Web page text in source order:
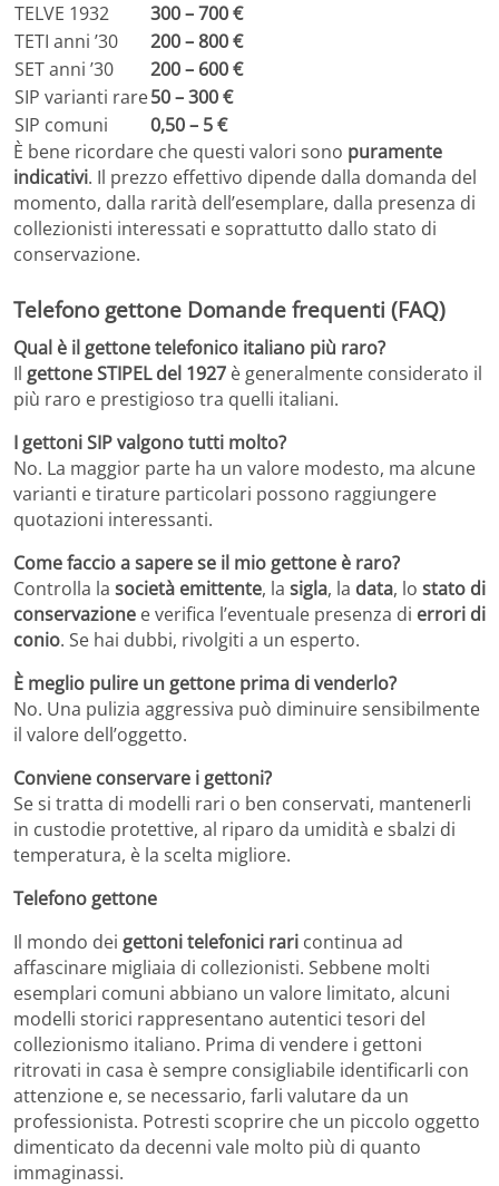
TELVE 1932
300 – 700 €
TETI anni ’30
200 – 800 €
SET anni ’30
200 – 600 €
SIP varianti rare50 – 300 €
SIP comuni
0,50 – 5 €
È bene ricordare che questi valori sono puramente
indicativi. Il prezzo effettivo dipende dalla domanda del
momento, dalla rarità dell’esemplare, dalla presenza di
collezionisti interessati e soprattutto dallo stato di
conservazione.
Telefono gettone Domande frequenti (FAQ)
Qual è il gettone telefonico italiano più raro?
Il gettone STIPEL del 1927 è generalmente considerato il
più raro e prestigioso tra quelli italiani.
I gettoni SIP valgono tutti molto?
No. La maggior parte ha un valore modesto, ma alcune
varianti e tirature particolari possono raggiungere
quotazioni interessanti.
Come faccio a sapere se il mio gettone è raro?
Controlla la società emittente, la sigla, la data, lo stato di
conservazione e verifica l’eventuale presenza di errori di
conio. Se hai dubbi, rivolgiti a un esperto.
È meglio pulire un gettone prima di venderlo?
No. Una pulizia aggressiva può diminuire sensibilmente
il valore dell’oggetto.
Conviene conservare i gettoni?
Se si tratta di modelli rari o ben conservati, mantenerli
in custodie protettive, al riparo da umidità e sbalzi di
temperatura, è la scelta migliore.
Telefono gettone
Il mondo dei gettoni telefonici rari continua ad
affascinare migliaia di collezionisti. Sebbene molti
esemplari comuni abbiano un valore limitato, alcuni
modelli storici rappresentano autentici tesori del
collezionismo italiano. Prima di vendere i gettoni
ritrovati in casa è sempre consigliabile identificarli con
attenzione e, se necessario, farli valutare da un
professionista. Potresti scoprire che un piccolo oggetto
dimenticato da decenni vale molto più di quanto
immaginassi.